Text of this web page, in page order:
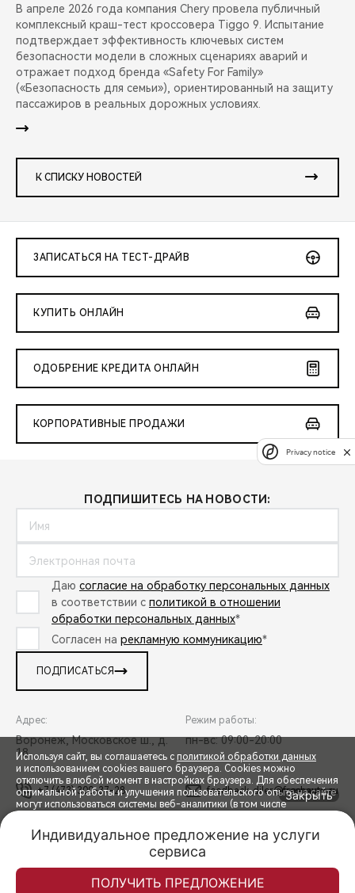
СПЕЦПРЕДЛОЖЕНИЯ
ЗАПИСЬ НА ТЕСТ-ДРАЙВ
РАСЧЕТ КРЕДИТА
В апреле 2026 года компания Chery провела публичный
комплексный краш-тест кроссовера Tiggo 9. Испытание
подтверждает эффективность ключевых систем
безопасности модели в сложных сценариях аварий и
отражает подход бренда «Safety For Family»
(«Безопасность для семьи»), ориентированный на защиту
пассажиров в реальных дорожных условиях.
К СПИСКУ НОВОСТЕЙ
ЗАПИСАТЬСЯ НА ТЕСТ-ДРАЙВ
КУПИТЬ ОНЛАЙН
ОДОБРЕНИЕ КРЕДИТА ОНЛАЙН
КОРПОРАТИВНЫЕ ПРОДАЖИ
ПОДПИШИТЕСЬ НА НОВОСТИ:
Даю согласие на обработку персональных данных
в соответствии с политикой в отношении
обработки персональных данных*
Согласен на рекламную коммуникацию*
ПОДПИСАТЬСЯ
Адрес:
Воронеж, Московское ш., д.
18
Режим работы:
пн-вс: 09:00-20:00
+7 (473) 300-37-28 feedback_diler@freshauto.ru
© 2026 ООО «ТЕНЕТ РУС»
ПРАВОВАЯ ИНФОРМАЦИЯ КОНТАКТЫ КЛИЕНТСКАЯ ПОДДЕРЖКА
Сделано в ПЕРКС
Используя сайт, вы соглашаетесь с политикой обработки данных
и использованием cookies вашего браузера. Cookies можно
отключить в любой момент в настройках браузера. Для обеспечения
оптимальной работы и улучшения пользовательского опыта на сайте
могут использоваться системы веб-аналитики (в том числе
с применением указанных технологий и размещением cookie-
файлов.
Закрыть
Индивидуальное предложение на услуги
сервиса
ПОЛУЧИТЬ ПРЕДЛОЖЕНИЕ
Акции Заказать
Спецпредложения
Privacy notice